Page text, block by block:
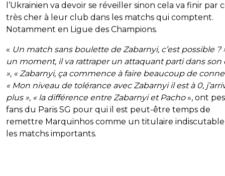
l’Ukrainien va devoir se réveiller sinon cela va finir par
très cher à leur club dans les matchs qui comptent.
Notamment en Ligue des Champions.
« Un match sans boulette de Zabarnyi, c’est possible ?
un moment, il va rattraper un attaquant parti dans son
», « Zabarnyi, ça commence à faire beaucoup de
« Mon niveau de tolérance avec Zabarnyi il est à 0,
plus », « la différence entre Zabarnyi et Pacho», ont
fans du Paris SG pour qui il est peut-être temps de
remettre Marquinhos comme un titulaire
les matchs importants.